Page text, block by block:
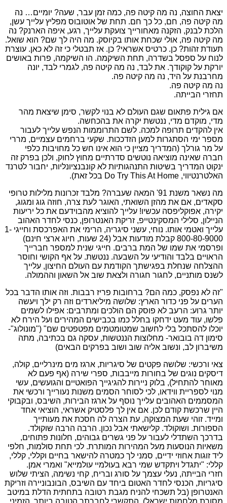
יצאת החוצה, נה מה קיטה פה, כמה זמן עבר, שעה? יומיים… נה
מה קיטה פה, חם, כל כך חם. תחת של אוטובוס מפליץ עלייך עשן,
הלכת לבנק, הזקנה מאחורייך צועקת עלייך, רגע, איפה הארנק? נה
מה קיטה פה, אולי שכחת אותו בקיוסק. מה היה לך שם? הוא שואל.
תעודת זהות? כן. כרטיס אשראי? כן. אז תבטלי כי זה לא כאן. עוצרת
לנוח על ספסל בשדרה, תחת השיקמה. הו השיקמה, פרות באושים
יורקת על קוקודך. את לבד, נה מה קיטה פה, לגמרי לבד, יונה
מחרבנת על היד, נה מה קיטה פה.
נה מה קיטה פה.
תחזרי הבייתה.
אם גילית פתאום שגם העולם לא בנוי לקשר, סימן שיצאת מהר
מדי, מוקדם מדי, ננטשת יקרה את בהכחשה.
אין להקדים תרופה למכה. לשם התרוממות הנפש עלייך לעבור
מספר ימי הסתגרות למען הזדככות. שקעי ברחמים עצמיים, מררי
על מר גורלך (המדריך מציין כי הוא אינו חש כל מחויבות כלפי
חברה שאינה מוציאה נוטשים סדרתיים מחוץ לחוק, ולכן בפרק זה
ינקוט המדריך בשיטות התנהגותיות לא קונבנציונליות, יחבור לטרנד
האלטרנטיווי, Do Try This At Home בכל זאת).
מה נשאר משנת 91' המאה שעברה? מלבד זכרונות מלילות טרופי
סקאדים, אם את מהזן השואתי, האוגר לעת צרה, חוזה גוג ומגוג,
יקירה, אפוקליפסה עכשיו! עלייך להוציא מהבוידעם את כל יריעות
הניילון, סלילי המסקינטייפ, זריקת האנטרופן, כנסי לחדר האהוב
עלייך ואטמי אותו. נוחי, עשני סיגריה, הרימי את האפרכסת וחייגי 1-
800-80-9000 קבלת מודעות אבל (24 שעות, חיוג ארצי חינם)
ופרסמי את שמו של המת ברבים. חייגי שנית למספר חברייך
הראויים בלבד והודיעי על השבעה. ננטשת. על אף הקושי וחוסר
ההצלחה שנחלת בפגישתך הקודמת עם העולם החיצון, עלייך
לשנס מותניים, לחגור חגורה ולצאת שוב אל השאון וההמולה.
"זה לא נפסק, כמה הם? ברחובות פריז רבבות. וזה אותו הדבר בכל
הערים על פני כדור הארץ: שלושה מיליארדים וזה רק ילך ויעשה
יותר גרוע: הרעב לא פוסק הם הולכים ומתרבים: אפילו לשמים
פלשו, עוד מעט ידחקו בחלל כמו בכבישים המהירים ועל הירח לא
יוכלו להסתכל בלי לחשוב שמטומטמים מפטפטים שם" ("מונולוג"-
סימון דה בובואר- מחלוצות הננטשות, עסקה גם בכתיבה, מתה
משיברון לב, ונשוב אליה שוב ושוב בפרקים הבאים)
צאי ורכשי: שלושה פקטים של סיגריות, ארגז מים מינרליים, קולה,
דיסקים נוגים של בחורות מייבבות, ספרי שירה (אף פעם לא
מאוחר להתחיל), בלוק ניירות להגיגייך הפואטיים והגועשים, עשי
מנוי לספריית ווידאו, לכי לסוחר הסמים משנות נעורייך ורכשי את
המסממים האהובים עלייך נוסף על ארגז הבירות, השיבס, ובקבוקי
היין שרכשת קודם לכן. אם אין לך פלסטיק אשראי, הוציאי אחד
ומייד. זוהי שעת המצוקה, עת הצרה לה חסכת את מעותייך
הספורות. ושוקולד. קלישאתי אבל נכון. הרבה הרבה שוקולד.
בדרכך השתדלי לעבור על פני גשרים גבוהים, חלונות פתוחים,
משאיות הנוסעות מעל המהירות המותרת. לכי תחת סולמות, חלפי
ליד זוגות אחוזי ידיים, סמני לך כמטרה להישאר בחיים וקללי, קללי,
קללי: "יתגדל ויתקדש שמי רבא בעולמיי עולמייא" ואמרי אמן.
חזרי הבייתה, נעלי עצמך על סורג ובריח, קחי נשימה, הציתי שלוש
סיגריות, הכנסי לחדר האטום ביחד עם השיבס, הבונבוניירה וזריקת
האנטרופן (בל תשכחי להניח מגבת רטובה בתחתית הדלת במיטב
מסורת מלחמות ישראל). התקשרי לחברתך הטובה ביותר, הזמיני